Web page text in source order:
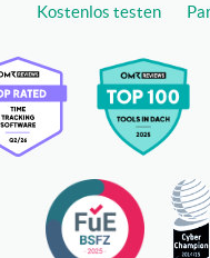
Kostenlos testen